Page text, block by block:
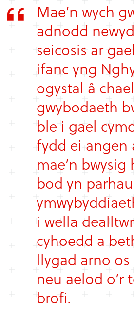
Mae’n wych
adnodd
seicosis ar
ifanc yng
ogystal â chael
gwybodaeth
ble i gael
fydd ei angen
mae’n
bod yn
i wella
cyhoedd a
llygad arno
neu aelod o’r
brofi.